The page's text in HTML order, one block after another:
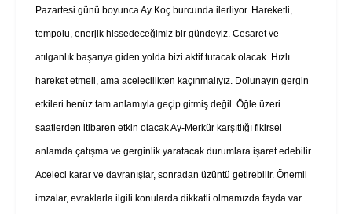
Pazartesi günü boyunca Ay Koç burcunda ilerliyor. Hareketli,
tempolu, enerjik hissedeceğimiz bir gündeyiz. Cesaret ve
atılganlık başarıya giden yolda bizi aktif tutacak olacak. Hızlı
hareket etmeli, ama acelecilikten kaçınmalıyız. Dolunayın gergin
etkileri henüz tam anlamıyla geçip gitmiş değil. Öğle üzeri
saatlerden itibaren etkin olacak Ay-Merkür karşıtlığı fikirsel
anlamda çatışma ve gerginlik yaratacak durumlara işaret edebilir.
Aceleci karar ve davranışlar, sonradan üzüntü getirebilir. Önemli
imzalar, evraklarla ilgili konularda dikkatli olmamızda fayda var.